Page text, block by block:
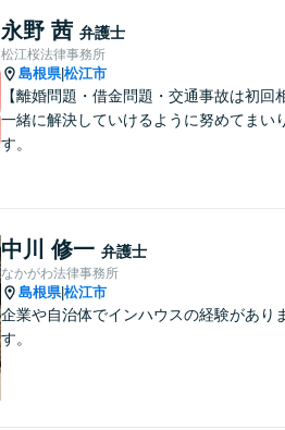
永野 茜 弁護士
松江桜法律事務所
島根県|松江市
【離婚問題・借金問題・交通事故は初
一緒に解決していけるように努めてまい
す。
中川 修一 弁護士
なかがわ法律事務所
島根県|松江市
企業や自治体でインハウスの経験があり
す。